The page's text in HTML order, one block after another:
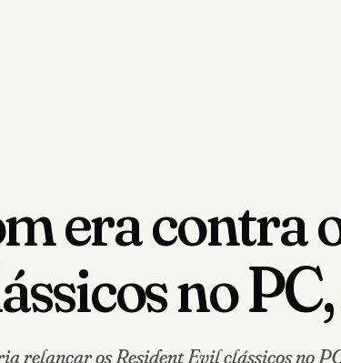
era contra
no
relançar os Resident Evil clássicos no